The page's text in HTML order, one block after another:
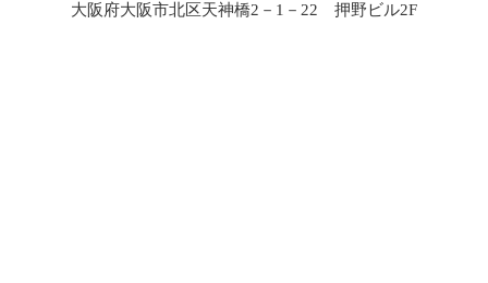
大阪府大阪市北区天神橋2－1－22 押野ビル2F